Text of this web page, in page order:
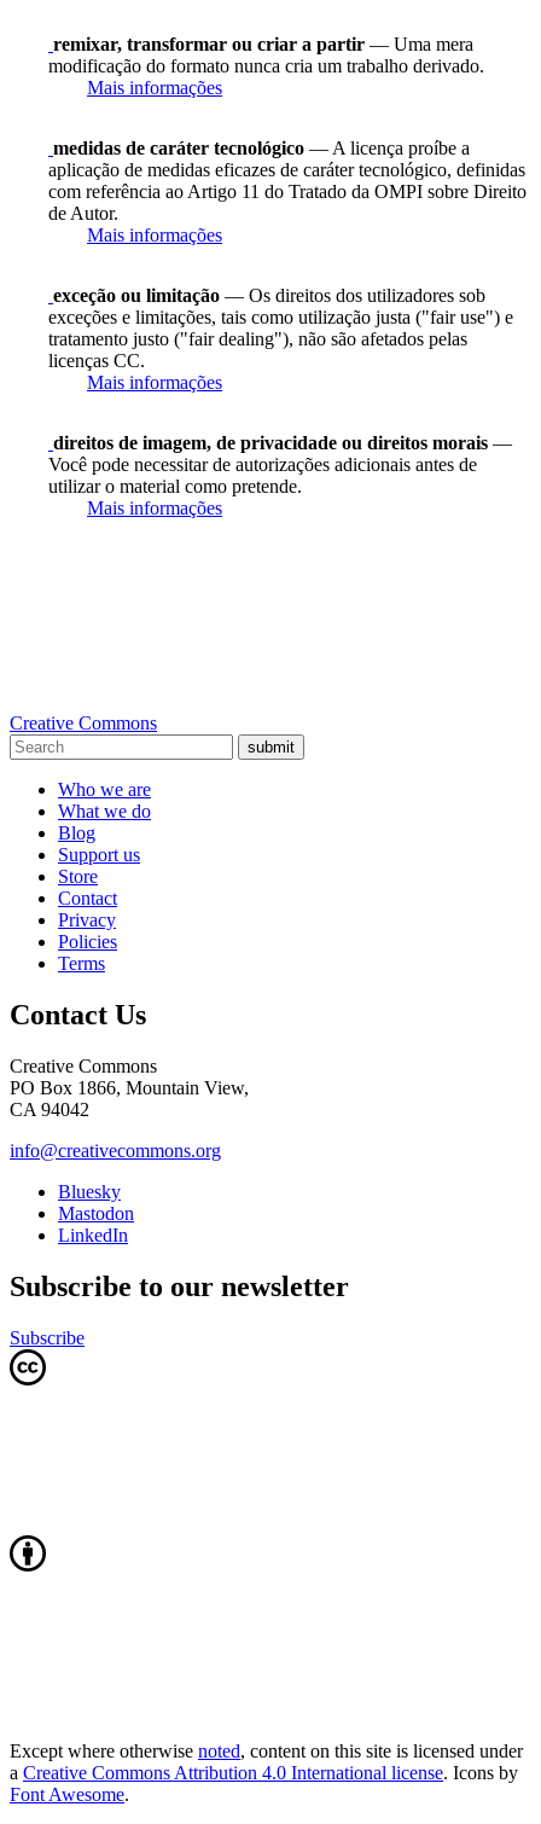
remixar, transformar ou criar a partir — Uma mera
modificação do formato nunca cria um trabalho derivado.
Mais informações
medidas de caráter tecnológico — A licença proíbe a
aplicação de medidas eficazes de caráter tecnológico, definidas
com referência ao Artigo 11 do Tratado da OMPI sobre Direito
de Autor.
Mais informações
exceção ou limitação — Os direitos dos utilizadores sob
exceções e limitações, tais como utilização justa ("fair use") e
tratamento justo ("fair dealing"), não são afetados pelas
licenças CC.
Mais informações
direitos de imagem, de privacidade ou direitos morais —
Você pode necessitar de autorizações adicionais antes de
utilizar o material como pretende.
Mais informações
Creative Commons
submit
Who we are
What we do
Blog
Support us
Store
Contact
Privacy
Policies
Terms
Contact Us
Creative Commons
PO Box 1866, Mountain View,
CA 94042
info@creativecommons.org
Bluesky
Mastodon
LinkedIn
Subscribe to our newsletter
Subscribe
Except where otherwise noted, content on this site is licensed under
a Creative Commons Attribution 4.0 International license. Icons by
Font Awesome.